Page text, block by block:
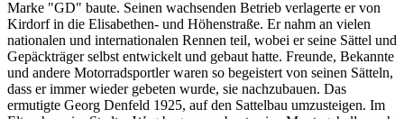
Marke "GD" baute. Seinen wachsenden Betrieb verlagerte er von
Kirdorf in die Elisabethen- und Höhenstraße. Er nahm an vielen
nationalen und internationalen Rennen teil, wobei er seine Sättel und
Gepäckträger selbst entwickelt und gebaut hatte. Freunde, Bekannte
und andere Motorradsportler waren so begeistert von seinen Sätteln,
dass er immer wieder gebeten wurde, sie nachzubauen. Das
ermutigte Georg Denfeld 1925, auf den Sattelbau umzusteigen. Im